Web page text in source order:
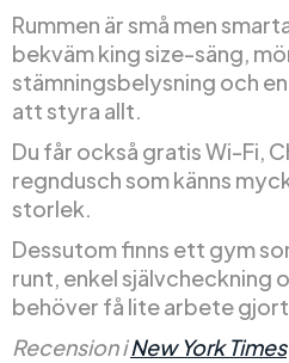
Rummen är små men
bekväm king size-säng,
stämningsbelysning och
att styra allt.
Du får också gratis Wi-Fi,
regndusch som känns
storlek.
Dessutom finns ett gym
runt, enkel självcheckning
behöver få lite arbete
Recension iNew York Times